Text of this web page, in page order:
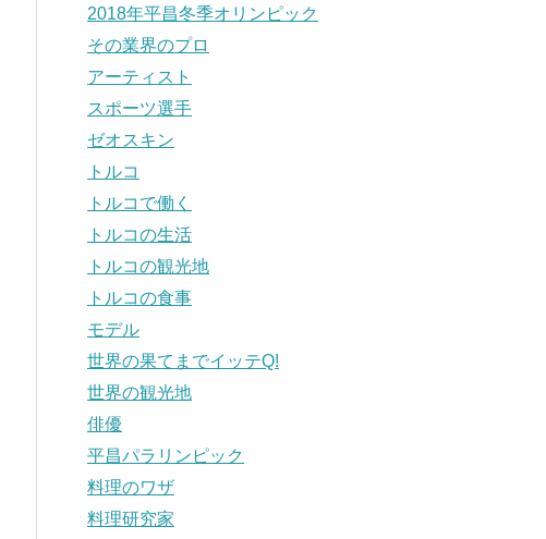
2018年平昌冬季オリンピック
その業界のプロ
アーティスト
スポーツ選手
ゼオスキン
トルコ
トルコで働く
トルコの生活
トルコの観光地
トルコの食事
モデル
世界の果てまでイッテQ!
世界の観光地
俳優
平昌パラリンピック
料理のワザ
料理研究家